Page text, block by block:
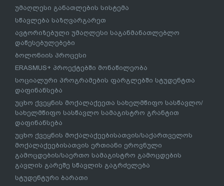
უმაღლესი განათლების სისტემა
სწავლება საზღვარგარეთ
ავტორიზებული უმაღლესი საგანმანათლებლო
დაწესებულებები
ბოლონიის პროცესი
ERASMUS+ პროექტებში მონაწილეობა
სოციალური პროგრამების ფარგლებში სტუდენტთა
დაფინანსება
უცხო ქვეყნის მოქალაქეეთა სახელმწიფო სასწავლო/
სახელმწიფო სასწავლო სამაგისტრო გრანტით
დაფინანსება
უცხო ქვეყნის მოქალაქეებისათვის/საქართველოს
მოქალაქეებისათვის ერთიანი ეროვნული
გამოცდების/საერთო სამაგისტრო გამოცდების
გავლის გარეშე სწავლის გაგრძელება
სტუდენტური ბარათი